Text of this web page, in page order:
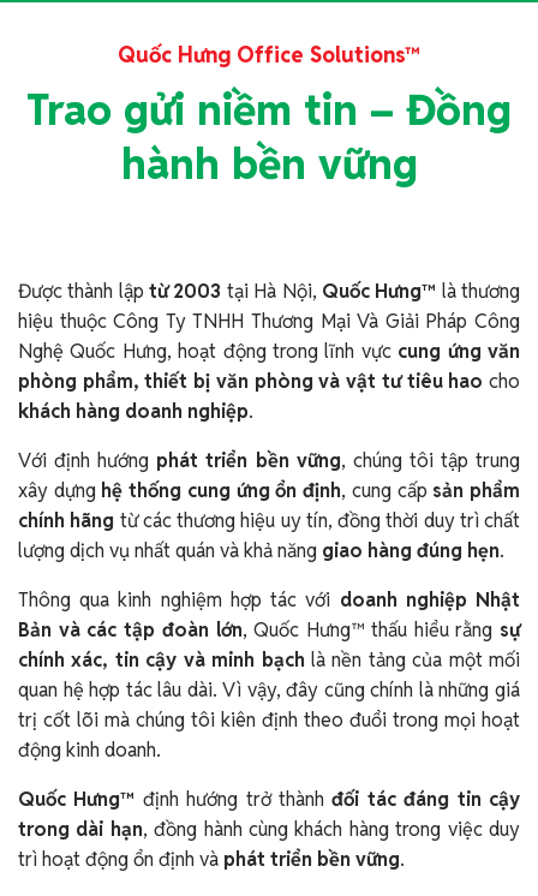
Quốc Hưng Office Solutions™
Trao gửi niềm tin – Đồng
hành bền vững
Được thành lậptừ 2003 tại Hà Nội, Quốc Hưng™ là thương
hiệu thuộc Công Ty TNHH Thương Mại Và Giải Pháp Công
Nghệ Quốc Hưng, hoạt động trong lĩnh vực cung ứng văn
phòng phẩm, thiết bị văn phòng và vật tư tiêu hao cho
khách hàng doanh nghiệp.
Với định hướng phát triển bền vững, chúng tôi tập trung
xây dựng hệ thống cung ứng ổn định, cung cấp sản phẩm
chính hãng từ các thương hiệu uy tín, đồng thời duy trì chất
lượng dịch vụ nhất quán và khả năng giao hàng đúng hẹn.
Thông qua kinh nghiệm hợp tác với doanh nghiệp Nhật
Bản và các tập đoàn lớn, Quốc Hưng™ thấu hiểu rằng sự
chính xác, tin cậy và minh bạch là nền tảng của một mối
quan hệ hợp tác lâu dài. Vì vậy, đây cũng chính là những giá
trị cốt lõi mà chúng tôi kiên định theo đuổi trong mọi hoạt
động kinh doanh.
Quốc Hưng™ định hướng trở thànhđối tác đáng tin cậy
trong dài hạn, đồng hành cùng khách hàng trong việc duy
trì hoạt động ổn định và phát triển bền vững.